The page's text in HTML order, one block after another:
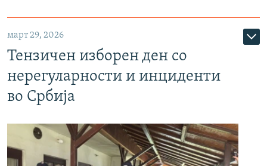
март 29, 2026
Тензичен изборен ден со
нерегуларности и инциденти
во Србија